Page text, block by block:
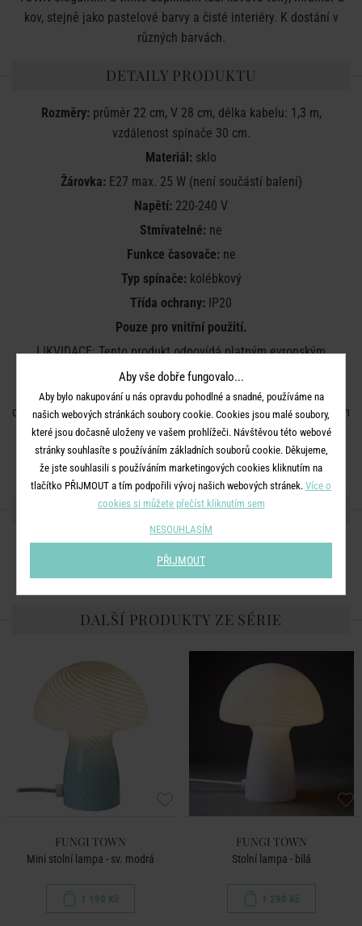
kov, stejně jako pastelové barvy a čisté interiéry. K dostání v
různých barvách.
DETAILY PRODUKTU
Rozměry: průměr 22 cm, V 28 cm, délka kabelu: 1,3 m,
vzdálenost spínače 30 cm.
Materiál: sklo
Žárovka: E27 max. 25 W (není součástí balení)
Napětí: 220-240 V
Stmívatelné: ne
Funkce časovače: ne
Typ spínače:kolébkový
Třída ochrany: IP20
Pouze pro vnitřní použití.
LIKVIDACE: Tento produkt odpovídá platným evropským
normám. V souladu s EU nařízením WEE (waste electrical and
electronic equipment – likvidace elektrického a elektronického
odpadu) nelze výrobek zlikvidovat v běžném domácím smíšeném
odpadu. Recyklujte zařízení v lokálních místech určených pro
likvidaci elektrického a elektronického odpadu.
SDÍLEJTE S PŘÁTELI
DALŠÍ PRODUKTY ZE SÉRIE
FUNGI TOWN
Mini stolní lampa - sv. modrá
1 190 Kč
FUNGI TOWN
Stolní lampa - bílá
1 290 Kč
Aby vše dobře fungovalo...
Aby bylo nakupování u nás opravdu pohodlné a snadné, používáme na
našich webových stránkách soubory cookie. Cookies jsou malé soubory,
které jsou dočasně uloženy ve vašem prohlížeči. Návštěvou této webové
stránky souhlasíte s používáním základních souborů cookie. Děkujeme,
že jste souhlasili s používáním marketingových cookies kliknutím na
tlačítko PŘIJMOUT a tím podpořili vývoj našich webových stránek. Více o
cookies si můžete přečíst kliknutím sem
NESOUHLASÍM
PŘIJMOUT